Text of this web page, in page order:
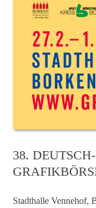
38.
Stadthalle Vennehof,